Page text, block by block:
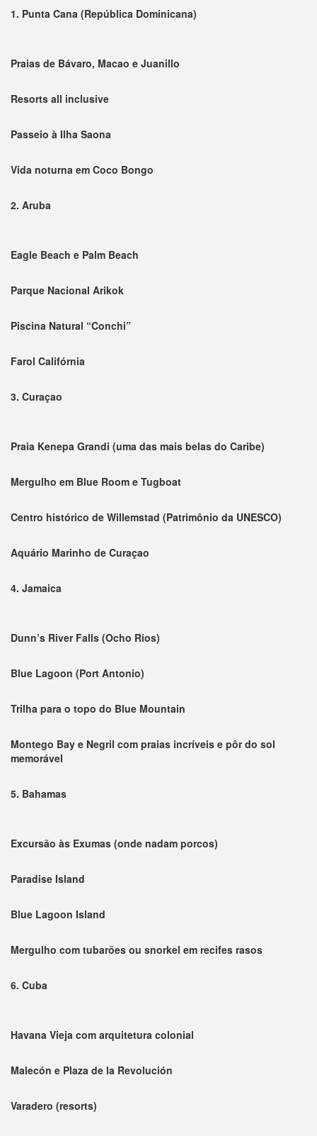
1. Punta Cana (República Dominicana)
Praias de Bávaro, Macao e Juanillo
Resorts all inclusive
Passeio à Ilha Saona
Vida noturna em Coco Bongo
2. Aruba
Eagle Beach e Palm Beach
Parque Nacional Arikok
Piscina Natural “Conchi”
Farol Califórnia
3. Curaçao
Praia Kenepa Grandi (uma das mais belas do Caribe)
Mergulho em Blue Room e Tugboat
Centro histórico de Willemstad (Patrimônio da UNESCO)
Aquário Marinho de Curaçao
4. Jamaica
Dunn’s River Falls (Ocho Rios)
Blue Lagoon (Port Antonio)
Trilha para o topo do Blue Mountain
Montego Bay e Negril com praias incríveis e pôr do sol
memorável
5. Bahamas
Excursão às Exumas (onde nadam porcos)
Paradise Island
Blue Lagoon Island
Mergulho com tubarões ou snorkel em recifes rasos
6. Cuba
Havana Vieja com arquitetura colonial
Malecón e Plaza de la Revolución
Varadero (resorts)